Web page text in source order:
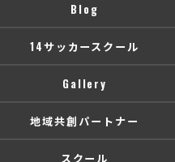
Blog
14サッカースクール
Gallery
地域共創パートナー
スクール